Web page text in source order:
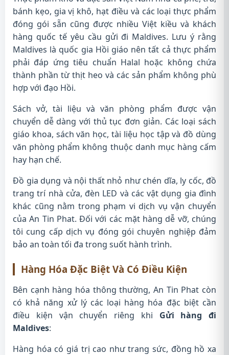
bánh kẹo, gia vị khô, hạt điều và các loại thực phẩm
đóng gói sẵn cũng được nhiều Việt kiều và khách
hàng quốc tế yêu cầu gửi đi Maldives. Lưu ý rằng
Maldives là quốc gia Hồi giáo nên tất cả thực phẩm
phải đáp ứng tiêu chuẩn Halal hoặc không chứa
thành phần từ thịt heo và các sản phẩm không phù
hợp với đạo Hồi.
Sách vở, tài liệu và văn phòng phẩm được vận
chuyển dễ dàng với thủ tục đơn giản. Các loại sách
giáo khoa, sách văn học, tài liệu học tập và đồ dùng
văn phòng phẩm không thuộc danh mục hàng cấm
hay hạn chế.
Đồ gia dụng và nội thất nhỏ như chén dĩa, ly cốc, đồ
trang trí nhà cửa, đèn LED và các vật dụng gia đình
khác cũng nằm trong phạm vi dịch vụ vận chuyển
của An Tin Phat. Đối với các mặt hàng dễ vỡ, chúng
tôi cung cấp dịch vụ đóng gói chuyên nghiệp đảm
bảo an toàn tối đa trong suốt hành trình.
Hàng Hóa Đặc Biệt Và Có Điều Kiện
Bên cạnh hàng hóa thông thường, An Tin Phat còn
có khả năng xử lý các loại hàng hóa đặc biệt cần
điều kiện vận chuyển riêng khi Gửi hàng đi
Maldives:
Hàng hóa có giá trị cao như trang sức, đồng hồ xa